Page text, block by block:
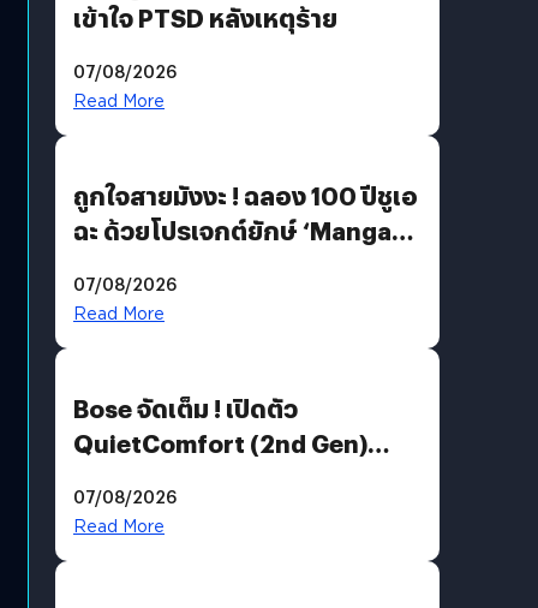
เข้าใจ PTSD หลังเหตุร้าย
07/08/2026
Read More
ถูกใจสายมังงะ ! ฉลอง 100 ปีชูเอ
ฉะ ด้วยโปรเจกต์ยักษ์ ‘Manga
มีภาษาไทยด้วย
07/08/2026
Read More
Bose จัดเต็ม ! เปิดตัว
QuietComfort (2nd Gen)
07/08/2026
Read More